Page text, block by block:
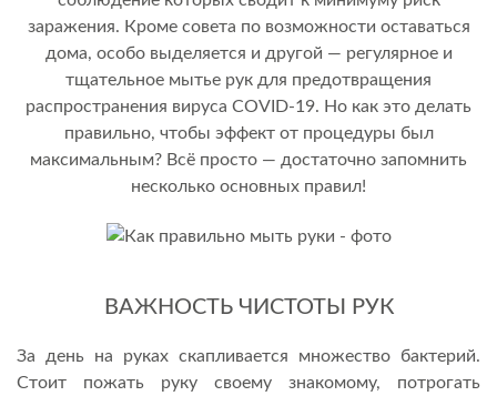
заражения. Кроме совета по возможности оставаться
дома, особо выделяется и другой — регулярное и
тщательное мытье рук для предотвращения
распространения вируса COVID-19. Но как это делать
правильно, чтобы эффект от процедуры был
максимальным? Всё просто — достаточно запомнить
несколько основных правил!
ВАЖНОСТЬ ЧИСТОТЫ РУК
За день на руках скапливается множество бактерий.
Стоит пожать руку своему знакомому, потрогать